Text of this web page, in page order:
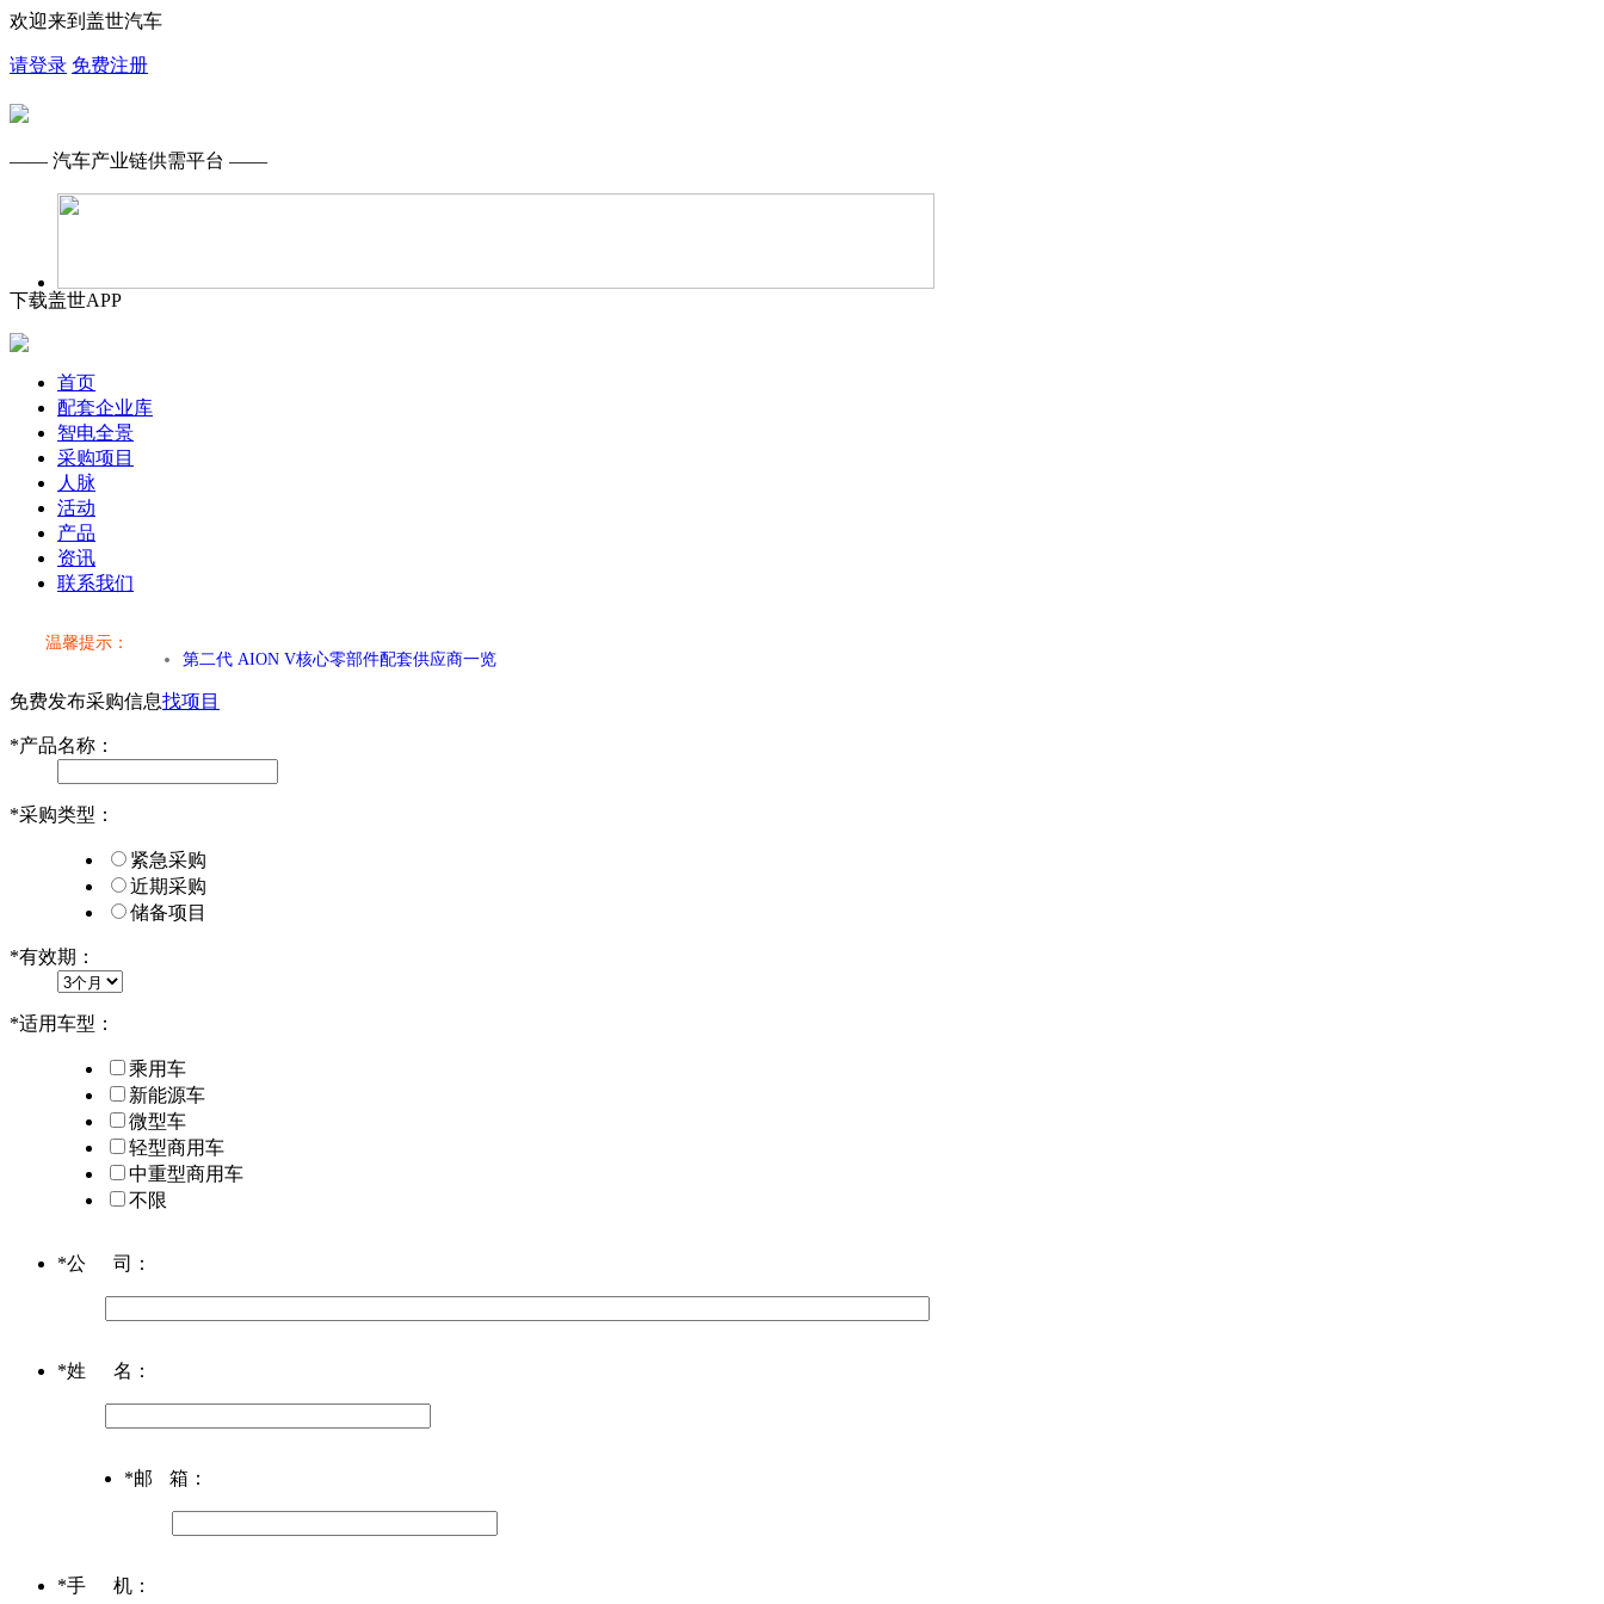
欢迎来到盖世汽车
请登录 免费注册
—— 汽车产业链供需平台 ——
下载盖世APP
首页
配套企业库
智电全景
采购项目
人脉
活动
产品
资讯
联系我们
温馨提示：
第二代 AION V核心零部件配套供应商一览
小米SU7核心零部件配套供应商一览
免费发布采购信息找项目
*产品名称：
*采购类型：
紧急采购
近期采购
储备项目
*有效期：
*适用车型：
乘用车
新能源车
微型车
轻型商用车
中重型商用车
不限
*公司 ：
*姓名 ：
*邮箱 ：
*手机 ：